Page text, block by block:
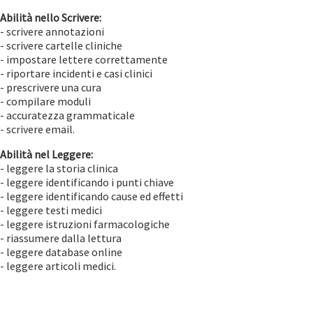
Abilità nello Scrivere:
- scrivere annotazioni
- scrivere cartelle cliniche
- impostare lettere correttamente
- riportare incidenti e casi clinici
- prescrivere una cura
- compilare moduli
- accuratezza grammaticale
- scrivere email.
Abilità nel Leggere:
- leggere la storia clinica
- leggere identificando i punti chiave
- leggere identificando cause ed effetti
- leggere testi medici
- leggere istruzioni farmacologiche
- riassumere dalla lettura
- leggere database online
- leggere articoli medici.